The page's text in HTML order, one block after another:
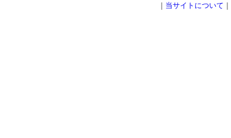
｜ 当サイトについて ｜